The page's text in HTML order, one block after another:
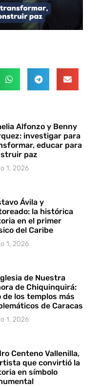
Alfonzo y Benny
investigar para
educar para
paz
1, 2026
Ávila y
la histórica
en el primer
del Caribe
1, 2026
de Nuestra
de Chiquinquirá:
de los templos más
de Caracas
1, 2026
Centeno Vallenilla,
que convirtió la
en símbolo